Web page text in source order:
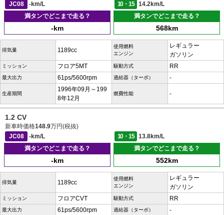
JC08
-km/L 10・15
14.2km/L
満タンでどこまで走る？
-km
満タンでどこまで走る？
568km
排気量 1189cc
使用燃料
エンジン
レギュラー
ガソリン
ミッション フロア5MT 駆動方式 RR
最大出力 61ps/5600rpm 過給器（ターボ） -
生産期間
1996年09月～199
8年12月
燃費性能 -
1.2 CV
新車時価格148.9万円(税抜)
JC08
-km/L 10・15
13.8km/L
満タンでどこまで走る？
-km
満タンでどこまで走る？
552km
排気量 1189cc
使用燃料
エンジン
レギュラー
ガソリン
ミッション フロアCVT 駆動方式 RR
最大出力 61ps/5600rpm 過給器（ターボ） -